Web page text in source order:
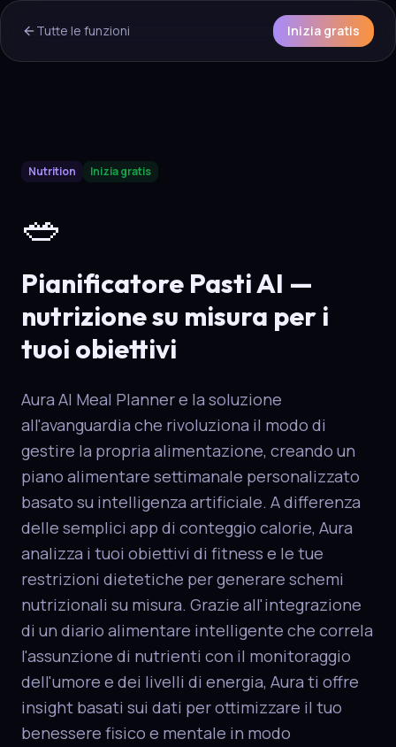
Tutte le funzioni Inizia gratis
AuraPianificatore Pasti AI
Nutrition Inizia gratis
🥗
Pianificatore Pasti AI —
nutrizione su misura per i
tuoi obiettivi
Aura AI Meal Planner e la soluzione
all'avanguardia che rivoluziona il modo di
gestire la propria alimentazione, creando un
piano alimentare settimanale personalizzato
basato su intelligenza artificiale. A differenza
delle semplici app di conteggio calorie, Aura
analizza i tuoi obiettivi di fitness e le tue
restrizioni dietetiche per generare schemi
nutrizionali su misura. Grazie all'integrazione
di un diario alimentare intelligente che correla
l'assunzione di nutrienti con il monitoraggio
dell'umore e dei livelli di energia, Aura ti offre
insight basati sui dati per ottimizzare il tuo
benessere fisico e mentale in modo